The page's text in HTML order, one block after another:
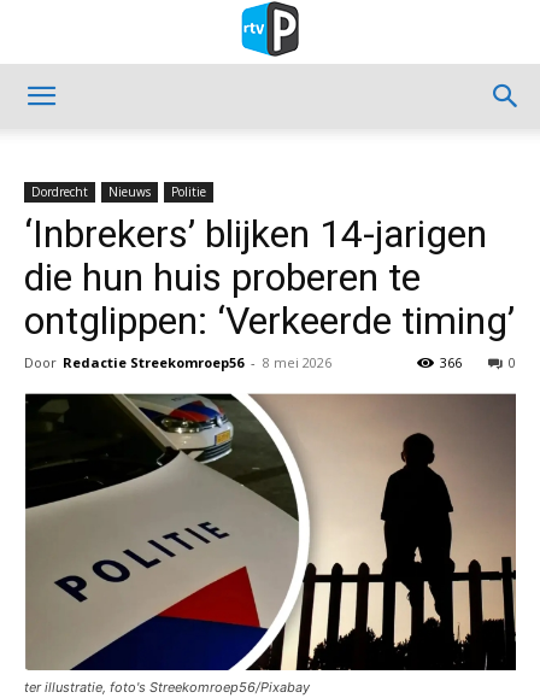
Dordrecht Nieuws Politie
‘Inbrekers’ blijken 14-jarigen
die hun huis proberen te
ontglippen: ‘Verkeerde timing’
Door Redactie Streekomroep56 - 8 mei 2026 0
366
ter illustratie, foto's Streekomroep56/Pixabay